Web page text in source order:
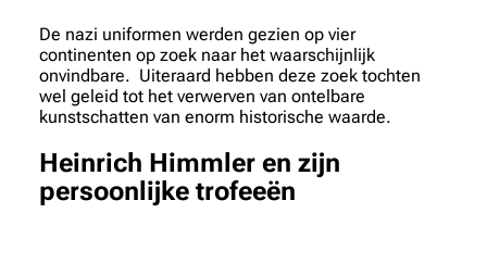
De nazi uniformen werden gezien op vier
continenten op zoek naar het waarschijnlijk
onvindbare. Uiteraard hebben deze zoek tochten
wel geleid tot het verwerven van ontelbare
kunstschatten van enorm historische waarde.
Heinrich Himmler en zijn
persoonlijke trofeeën